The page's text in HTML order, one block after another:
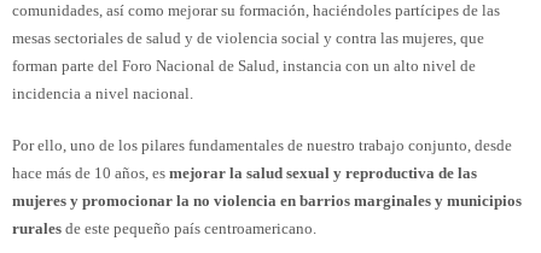
comunidades, así como mejorar su formación, haciéndoles partícipes de las
mesas sectoriales de salud y de violencia social y contra las mujeres, que
forman parte del Foro Nacional de Salud, instancia con un alto nivel de
incidencia a nivel nacional.
Por ello, uno de los pilares fundamentales de nuestro trabajo conjunto, desde
hace más de 10 años, es mejorar la salud sexual y reproductiva de las
mujeres y promocionar la no violencia en barrios marginales y municipios
rurales de este pequeño país centroamericano.